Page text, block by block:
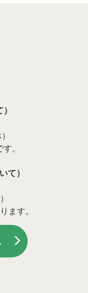
。
て）
ます。